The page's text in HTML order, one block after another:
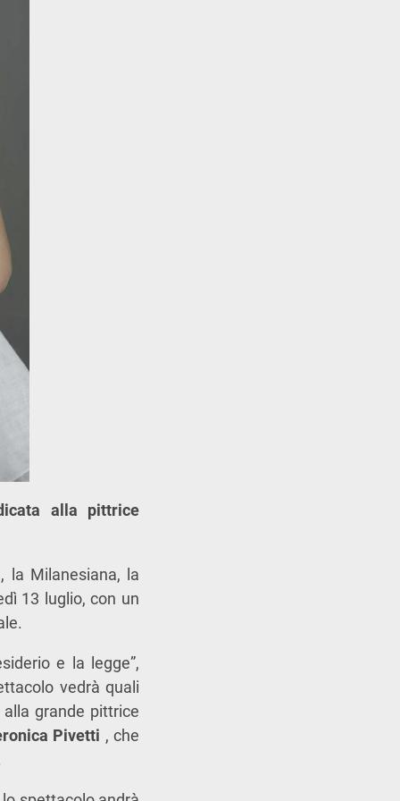
alla pittrice
la Milanesiana, la
13 luglio, con un
e la legge”,
vedrà quali
alla grande pittrice
Pivetti , che